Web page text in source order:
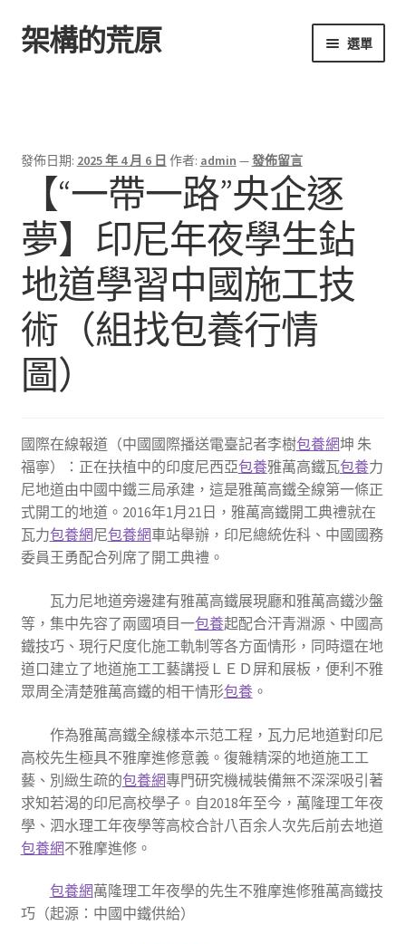
跳
至
跳
至
架構的荒原 選單
發佈日期: 2025 年 4 月 6 日 作者: admin —發佈留言
【“一帶一路”央企逐
夢】印尼年夜學生鉆
地道學習中國施工技
術（組找包養行情
圖）
國際在線報道（中國國際播送電臺記者李樹包養網坤 朱
福寧）：正在扶植中的印度尼西亞包養雅萬高鐵瓦包養力
尼地道由中國中鐵三局承建，這是雅萬高鐵全線第一條正
式開工的地道。2016年1月21日，雅萬高鐵開工典禮就在
瓦力包養網尼包養網車站舉辦，印尼總統佐科、中國國務
委員王勇配合列席了開工典禮。
瓦力尼地道旁邊建有雅萬高鐵展現廳和雅萬高鐵沙盤
等，集中先容了兩國項目一包養起配合汗青淵源、中國高
鐵技巧、現行尺度化施工軌制等各方面情形，同時還在地
道口建立了地道施工工藝講授ＬＥＤ屏和展板，便利不雅
眾周全清楚雅萬高鐵的相干情形包養。
作為雅萬高鐵全線樣本示范工程，瓦力尼地道對印尼
高校先生極具不雅摩進修意義。復雜精深的地道施工工
藝、別緻生疏的包養網專門研究機械裝備無不深深吸引著
求知若渴的印尼高校學子。自2018年至今，萬隆理工年夜
學、泗水理工年夜學等高校合計八百余人次先后前去地道
包養網不雅摩進修。
包養網萬隆理工年夜學的先生不雅摩進修雅萬高鐵技
巧（起源：中國中鐵供給）